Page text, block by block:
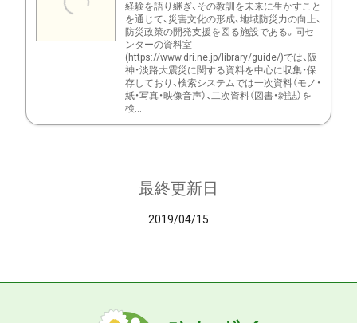
経験を語り継ぎ、その教訓を未来に生かすこと
を通じて、災害文化の形成、地域防災力の向上、
防災政策の開発支援を図る施設である。同セ
ンターの資料室
(https://www.dri.ne.jp/library/guide/)では、阪
神・淡路大震災に関する資料を中心に収集・保
存しており、検索システムでは一次資料（モノ・
紙・写真・映像音声）、二次資料（図書・雑誌）を
検...
最終更新日
2019/04/15